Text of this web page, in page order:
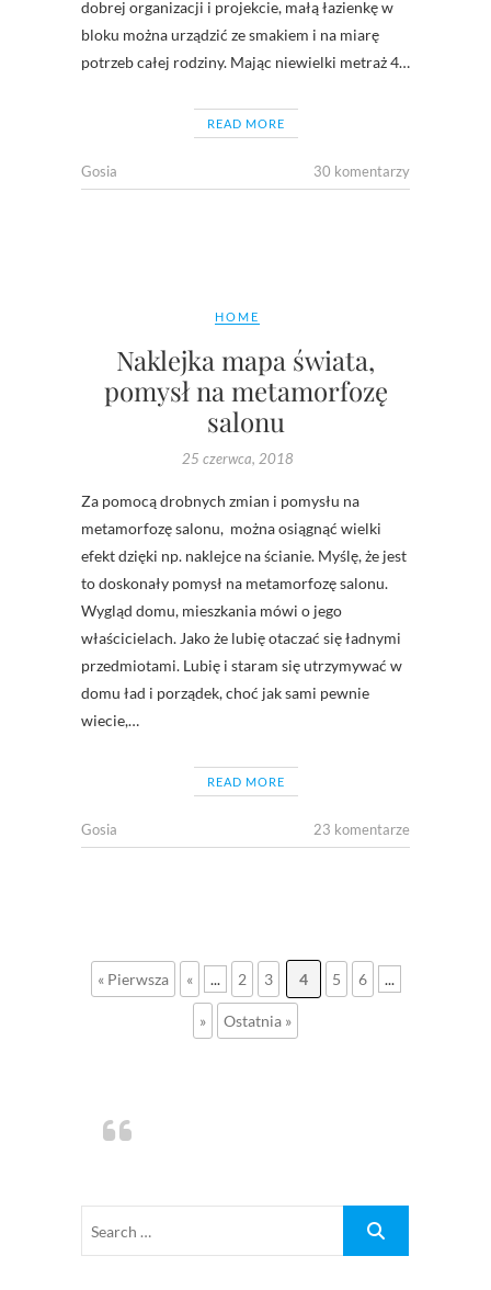
dobrej organizacji i projekcie, małą łazienkę w
bloku można urządzić ze smakiem i na miarę
potrzeb całej rodziny. Mając niewielki metraż 4…
READ MORE
Gosia 30 komentarzy
HOME
Naklejka mapa świata,
pomysł na metamorfozę
salonu
25 czerwca, 2018
Za pomocą drobnych zmian i pomysłu na
metamorfozę salonu, można osiągnąć wielki
efekt dzięki np. naklejce na ścianie. Myślę, że jest
to doskonały pomysł na metamorfozę salonu.
Wygląd domu, mieszkania mówi o jego
właścicielach. Jako że lubię otaczać się ładnymi
przedmiotami. Lubię i staram się utrzymywać w
domu ład i porządek, choć jak sami pewnie
wiecie,…
READ MORE
Gosia 23 komentarze
« Pierwsza « ... 2 3 4 5 6 ...
» Ostatnia »